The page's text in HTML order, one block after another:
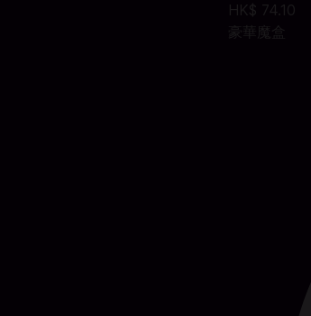
HK$ 74.10
豪華魔盒